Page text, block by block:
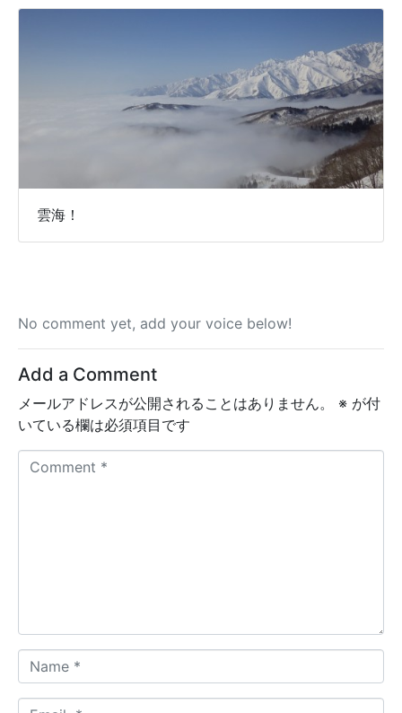
雲海！
No comment yet, add your voice below!
Add a Comment
メールアドレスが公開されることはありません。 ※ が付
いている欄は必須項目です
a
m